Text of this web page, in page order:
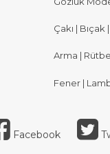
Çakı | Bıçak
Arma |
Fener |
Facebook